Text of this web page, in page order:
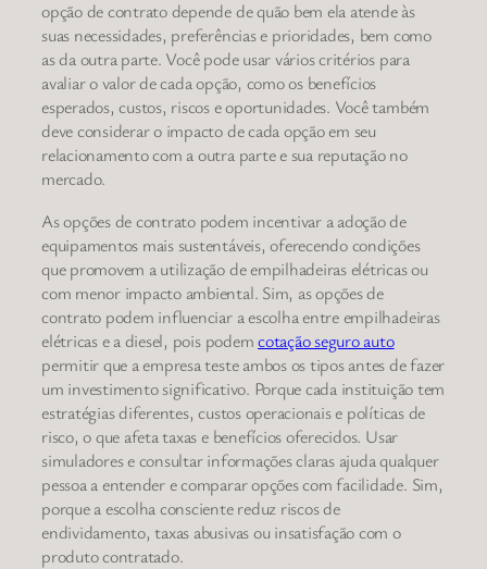
opção de contrato depende de quão bem ela atende às
suas necessidades, preferências e prioridades, bem como
as da outra parte. Você pode usar vários critérios para
avaliar o valor de cada opção, como os benefícios
esperados, custos, riscos e oportunidades. Você também
deve considerar o impacto de cada opção em seu
relacionamento com a outra parte e sua reputação no
mercado.
As opções de contrato podem incentivar a adoção de
equipamentos mais sustentáveis, oferecendo condições
que promovem a utilização de empilhadeiras elétricas ou
com menor impacto ambiental. Sim, as opções de
contrato podem influenciar a escolha entre empilhadeiras
elétricas e a diesel, pois podemcotação seguro auto
permitir que a empresa teste ambos os tipos antes de fazer
um investimento significativo. Porque cada instituição tem
estratégias diferentes, custos operacionais e políticas de
risco, o que afeta taxas e benefícios oferecidos. Usar
simuladores e consultar informações claras ajuda qualquer
pessoa a entender e comparar opções com facilidade. Sim,
porque a escolha consciente reduz riscos de
endividamento, taxas abusivas ou insatisfação com o
produto contratado.